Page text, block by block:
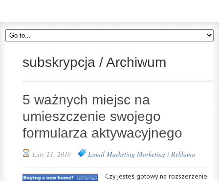
subskrypcja / Archiwum
5 ważnych miejsc na
umieszczenie swojego
formularza aktywacyjnego
Luty 21, 2016 Email Marketing Marketing i Reklama
Czy jesteś gotowy na rozszerzenie